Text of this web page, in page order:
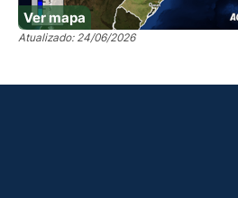
Ver mapa
Atualizado: 24/06/2026